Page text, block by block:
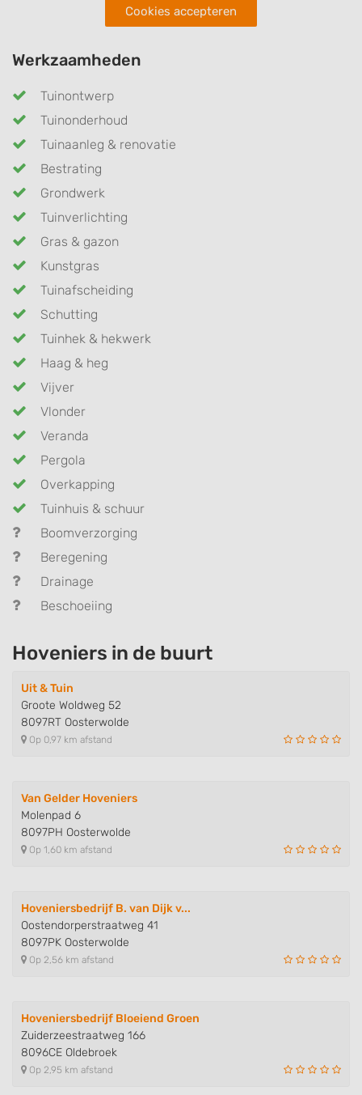
Cookies accepteren
Werkzaamheden
Tuinontwerp
Tuinonderhoud
Tuinaanleg & renovatie
Bestrating
Grondwerk
Tuinverlichting
Gras & gazon
Kunstgras
Tuinafscheiding
Schutting
Tuinhek & hekwerk
Haag & heg
Vijver
Vlonder
Veranda
Pergola
Overkapping
Tuinhuis & schuur
Boomverzorging
Beregening
Drainage
Beschoeiing
Hoveniers in de buurt
Uit & Tuin
Groote Woldweg 52
8097RT Oosterwolde
Op 0,97 km afstand
Van Gelder Hoveniers
Molenpad 6
8097PH Oosterwolde
Op 1,60 km afstand
Hoveniersbedrijf B. van Dijk v...
Oostendorperstraatweg 41
8097PK Oosterwolde
Op 2,56 km afstand
Hoveniersbedrijf Bloeiend Groen
Zuiderzeestraatweg 166
8096CE Oldebroek
Op 2,95 km afstand